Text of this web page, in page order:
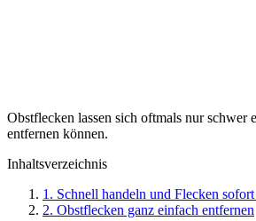
Obstflecken lassen sich oftmals nur
entfernen können.
Inhaltsverzeichnis
1. Schnell handeln und Flecken
2. Obstflecken ganz einfach entfernen